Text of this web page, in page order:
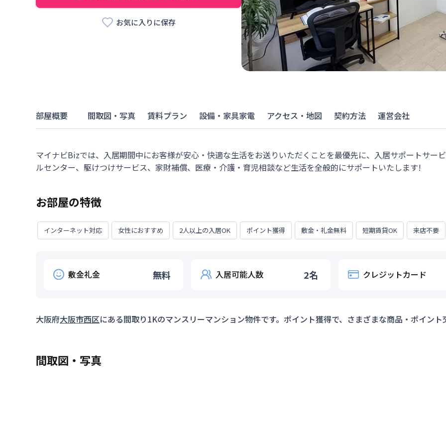
お気に入りに保存
部屋概要 間取図・写真 賃料プラン 設備・家具家電 アクセス・地図 契約方法 運営会社
マイナビBizでは、入居期間中にお客様が安心・快適な生活をお送りいただくことを最優先に、入居サポートサー
ルセンター、駆けつけサービス、家財補償、医療・介護・育児相談など生活を全般的にサポートいたします!
お部屋の特徴
インターネット対応 女性におすすめ 2人以上の入居OK ポイント獲得 敷金・礼金無料 短期賃貸OK 来店不要
敷金礼金 無料 入居可能人数 2名 クレジットカード
大阪府大阪市西区にある間取り1Kのマンスリーマンション物件です。ポイント獲得で、さまざまな商品・ポイン
間取図・写真